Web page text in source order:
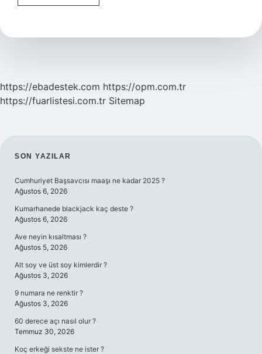
Yapmadan
Nasıl
https://ebadestek.com https://opm.com.tr
https://fuarlistesi.com.tr Sitemap
SIDEBAR
SON YAZILAR
Cumhuriyet Başsavcısı maaşı ne kadar 2025 ?
Ağustos 6, 2026
Kumarhanede blackjack kaç deste ?
Ağustos 6, 2026
Ave neyin kısaltması ?
Ağustos 5, 2026
Alt soy ve üst soy kimlerdir ?
Ağustos 3, 2026
9 numara ne renktir ?
Ağustos 3, 2026
60 derece açı nasıl olur ?
Temmuz 30, 2026
Koç erkeği sekste ne ister ?